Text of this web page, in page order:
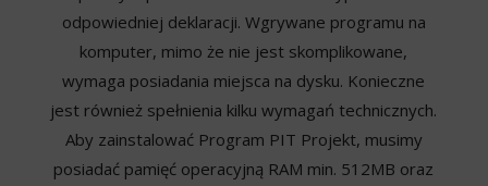
odpowiedniej deklaracji. Wgrywane programu na
komputer, mimo że nie jest skomplikowane,
wymaga posiadania miejsca na dysku. Konieczne
jest również spełnienia kilku wymagań technicznych.
Aby zainstalować Program PIT Projekt, musimy
posiadać pamięć operacyjną RAM min. 512MB oraz